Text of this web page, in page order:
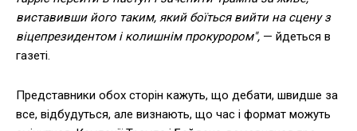
виставивши його таким, який боїться вийти на сцену з
віцепрезидентом і колишнім прокурором", — йдеться в
газеті.
Представники обох сторін кажуть, що дебати, швидше за
все, відбудуться, але визнають, що час і формат можуть